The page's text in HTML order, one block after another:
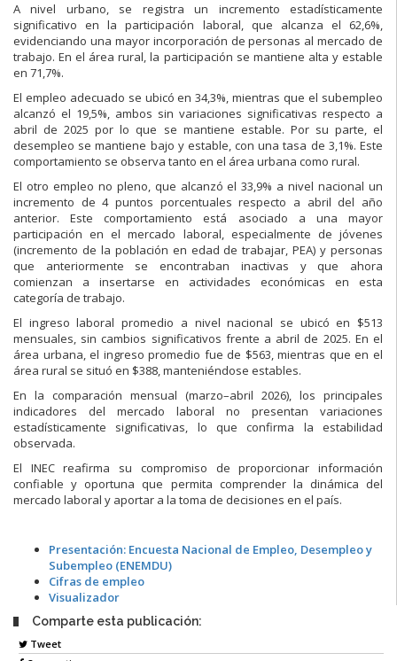
A nivel urbano, se registra un incremento estadísticamente
significativo en la participación laboral, que alcanza el 62,6%,
evidenciando una mayor incorporación de personas al mercado de
trabajo. En el área rural, la participación se mantiene alta y estable
en 71,7%.
El empleo adecuado se ubicó en 34,3%, mientras que el subempleo
alcanzó el 19,5%, ambos sin variaciones significativas respecto a
abril de 2025 por lo que se mantiene estable. Por su parte, el
desempleo se mantiene bajo y estable, con una tasa de 3,1%. Este
comportamiento se observa tanto en el área urbana como rural.
El otro empleo no pleno, que alcanzó el 33,9% a nivel nacional un
incremento de 4 puntos porcentuales respecto a abril del año
anterior. Este comportamiento está asociado a una mayor
participación en el mercado laboral, especialmente de jóvenes
(incremento de la población en edad de trabajar, PEA) y personas
que anteriormente se encontraban inactivas y que ahora
comienzan a insertarse en actividades económicas en esta
categoría de trabajo.
El ingreso laboral promedio a nivel nacional se ubicó en $513
mensuales, sin cambios significativos frente a abril de 2025. En el
área urbana, el ingreso promedio fue de $563, mientras que en el
área rural se situó en $388, manteniéndose estables.
En la comparación mensual (marzo–abril 2026), los principales
indicadores del mercado laboral no presentan variaciones
estadísticamente significativas, lo que confirma la estabilidad
observada.
El INEC reafirma su compromiso de proporcionar información
confiable y oportuna que permita comprender la dinámica del
mercado laboral y aportar a la toma de decisiones en el país.
Presentación: Encuesta Nacional de Empleo, Desempleo y
Subempleo (ENEMDU)
Cifras de empleo
Visualizador
Comparte esta publicación:
Tweet